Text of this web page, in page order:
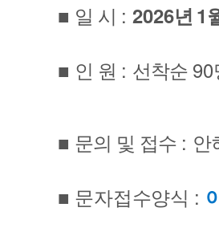
■ 일 시 : 2026년 1
■ 인 원 : 선착순 90
■ 문의 및 접수 : 안
■ 문자접수양식 :